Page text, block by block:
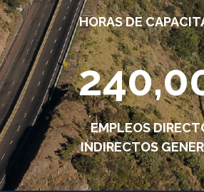
HORAS DE
EMPLEOS
INDIRECTOS